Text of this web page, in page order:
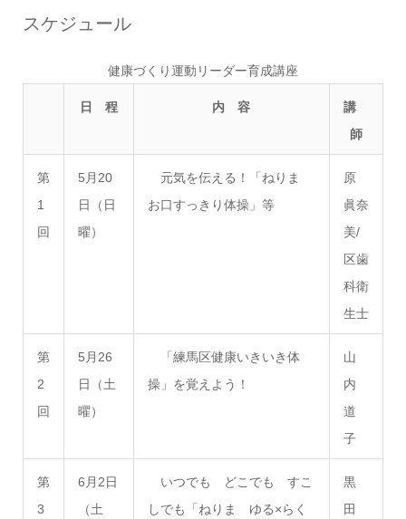
スケジュール
健康づくり運動リーダー育成講座
日 程 内 容
講
師
第
1
回
5月20
日（日
曜）
元気を伝える！「ねりま
お口すっきり体操」等
原
眞奈
美/
区歯
科衛
生士
第
2
回
5月26
日（土
曜）
「練馬区健康いきいき体
操」を覚えよう！
山
内
道
子
第
3
6月2日
（土
いつでも どこでも すこ
しでも「ねりま ゆる×らく
黒
田